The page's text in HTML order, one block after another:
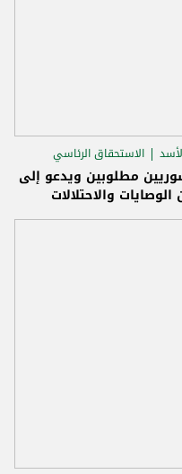
الاستحقاق الرئاسي
مطلوبين ويدعو إلى
والاحتلالات